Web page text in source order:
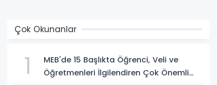
Çok Okunanlar
1
MEB'de 15 Başlıkta Öğrenci, Veli ve
Öğretmenleri İlgilendiren Çok Önemli